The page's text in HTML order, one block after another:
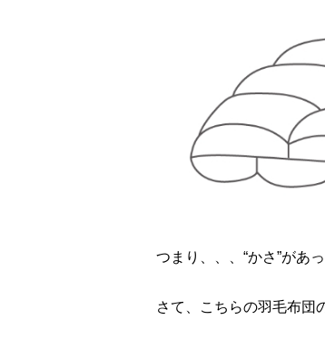
つまり、、、“かさ”があ
さて、こちらの羽毛布団